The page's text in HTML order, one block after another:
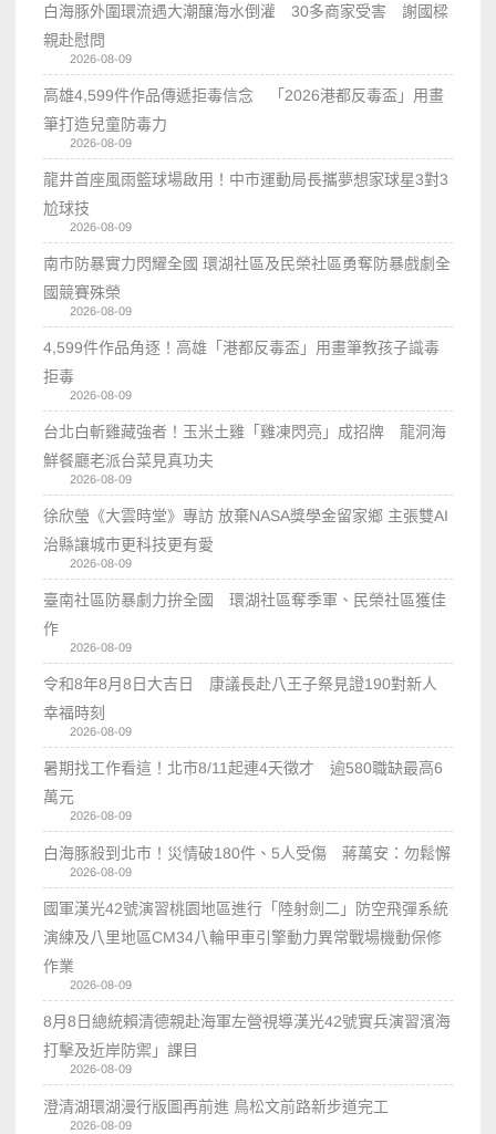
白海豚外圍環流遇大潮釀海水倒灌 30多商家受害 謝國樑
親赴慰問
2026-08-09
高雄4,599件作品傳遞拒毒信念 「2026港都反毒盃」用畫
筆打造兒童防毒力
2026-08-09
龍井首座風雨籃球場啟用！中市運動局長攜夢想家球星3對3
尬球技
2026-08-09
南市防暴實力閃耀全國 環湖社區及民榮社區勇奪防暴戲劇全
國競賽殊榮
2026-08-09
4,599件作品角逐！高雄「港都反毒盃」用畫筆教孩子識毒
拒毒
2026-08-09
台北白斬雞藏強者！玉米土雞「雞凍閃亮」成招牌 龍洞海
鮮餐廳老派台菜見真功夫
2026-08-09
徐欣瑩《大雲時堂》專訪 放棄NASA獎學金留家鄉 主張雙AI
治縣讓城市更科技更有愛
2026-08-09
臺南社區防暴劇力拚全國 環湖社區奪季軍、民榮社區獲佳
作
2026-08-09
令和8年8月8日大吉日 康議長赴八王子祭見證190對新人
幸福時刻
2026-08-09
暑期找工作看這！北市8/11起連4天徵才 逾580職缺最高6
萬元
2026-08-09
白海豚殺到北市！災情破180件、5人受傷 蔣萬安：勿鬆懈
2026-08-09
國軍漢光42號演習桃園地區進行「陸射劍二」防空飛彈系統
演練及八里地區CM34八輪甲車引擎動力異常戰場機動保修
作業
2026-08-09
8月8日總統賴清德親赴海軍左營視導漢光42號實兵演習濱海
打擊及近岸防禦」課目
2026-08-09
澄清湖環湖漫行版圖再前進 鳥松文前路新步道完工
2026-08-09